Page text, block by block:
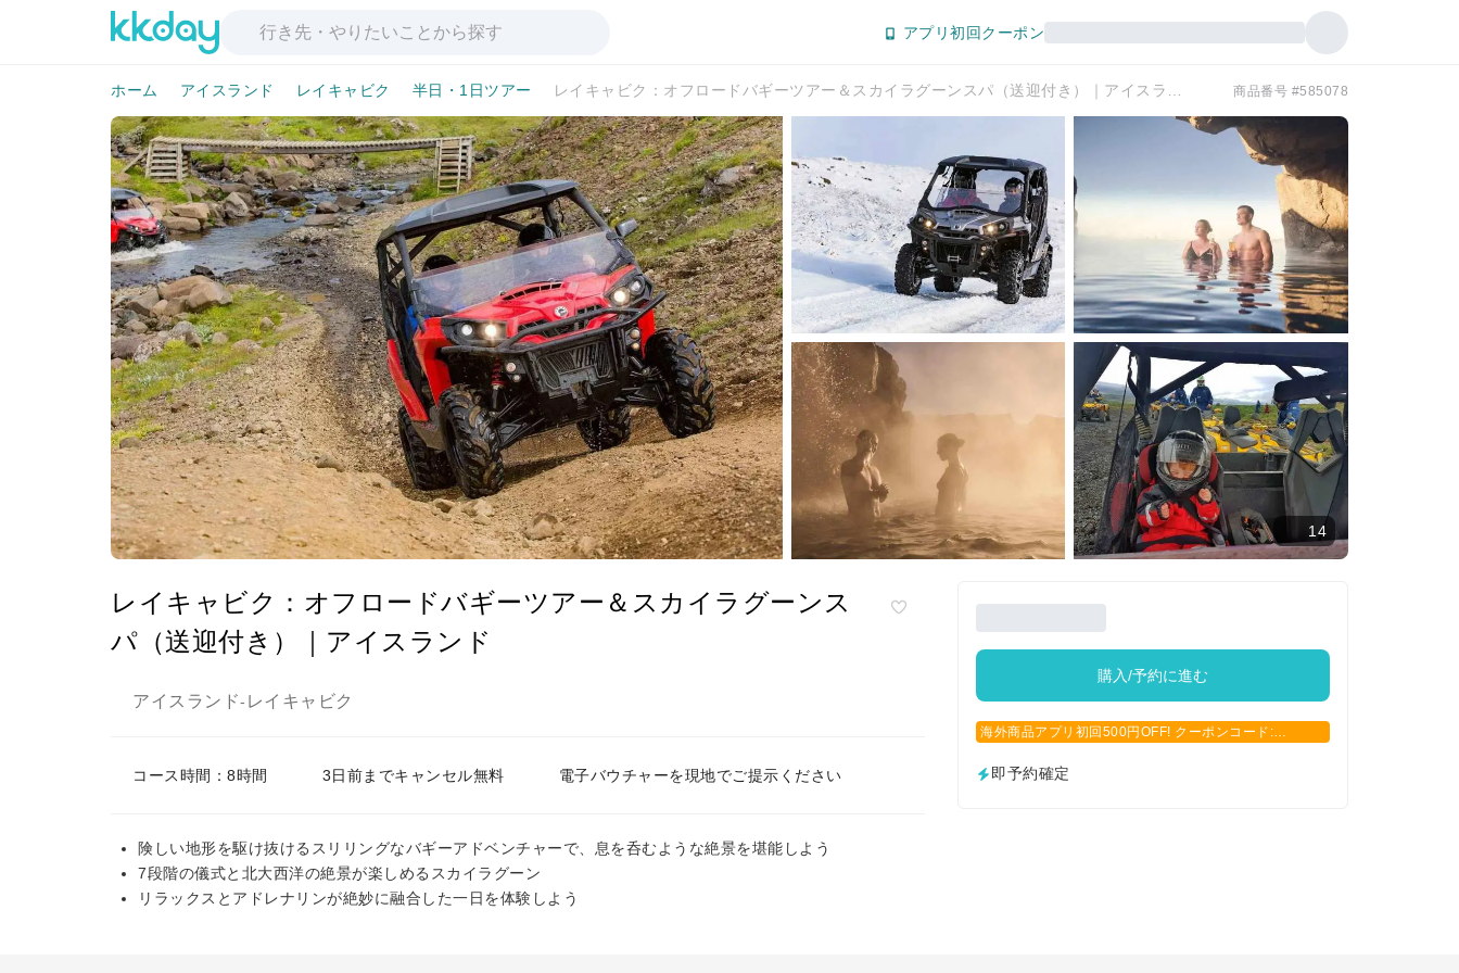
アプリ初回クーポン
ホーム アイスランド レイキャビク 半日・1日ツアー 商品番号 #585078
14
レイキャビク：オフロードバギーツアー＆スカイラグーンス
パ（送迎付き）｜アイスランド
アイスランド- レイキャビク
コース時間：8時間 3日前までキャンセル無料 電子バウチャーを現地でご提示ください
険しい地形を駆け抜けるスリリングなバギーアドベンチャーで、息を呑むような絶景を堪能しよう
7段階の儀式と北大西洋の絶景が楽しめるスカイラグーン
リラックスとアドレナリンが絶妙に融合した一日を体験しよう
購入/予約に進む
海外商品アプリ初回500円OFF! クーポンコード:
即予約確定